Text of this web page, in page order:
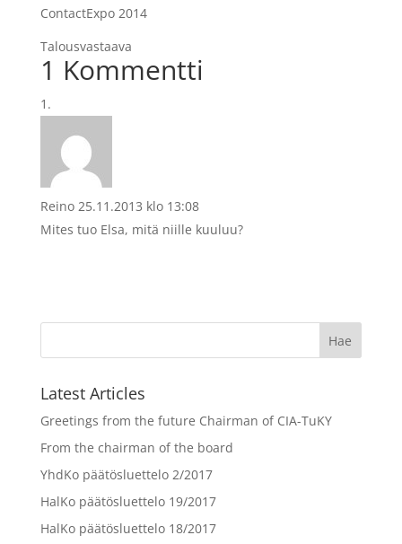
ContactExpo 2014
Talousvastaava
1 Kommentti
Reino 25.11.2013 klo 13:08
Mites tuo Elsa, mitä niille kuuluu?
Latest Articles
Greetings from the future Chairman of CIA-TuKY
From the chairman of the board
YhdKo päätösluettelo 2/2017
HalKo päätösluettelo 19/2017
HalKo päätösluettelo 18/2017